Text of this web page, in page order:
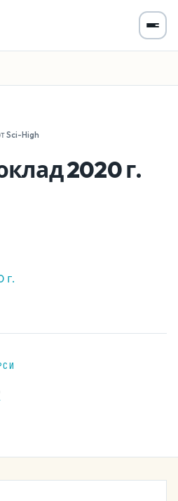
Sci-High
2020 г.
г.